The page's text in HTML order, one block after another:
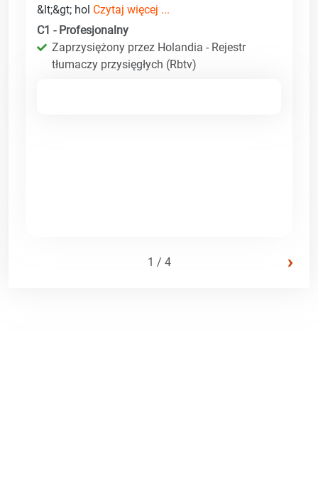
&lt;&gt; hol Czytaj więcej ...
C1 - Profesjonalny
Zaprzysiężony przez Holandia - Rejestr
tłumaczy przysięgłych (Rbtv)
1 / 4 ›